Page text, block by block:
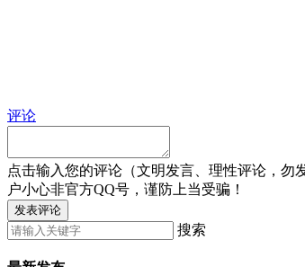
评论
点击输入您的评论（文明发言、理性评论，勿
户小心非官方QQ号，谨防上当受骗！
发表评论
搜索